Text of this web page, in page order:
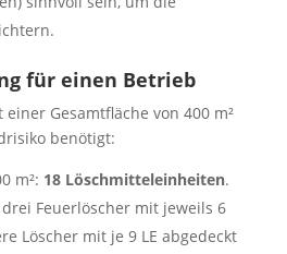
für einen Betrieb
Gesamtfläche von 400 m²
benötigt:
m²: 18 Löschmitteleinheiten.
Feuerlöscher mit jeweils 6
Löscher mit je 9 LE abgedeckt